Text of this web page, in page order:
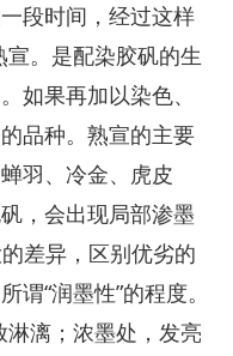
段时间，经过这样
宣。是配染胶矾的生
如果再加以染色、
品种。熟宣的主要
羽、冷金、虎皮
，会出现局部渗墨
差异，区别优劣的
“润墨性”的程度。
淋漓；浓墨处，发亮